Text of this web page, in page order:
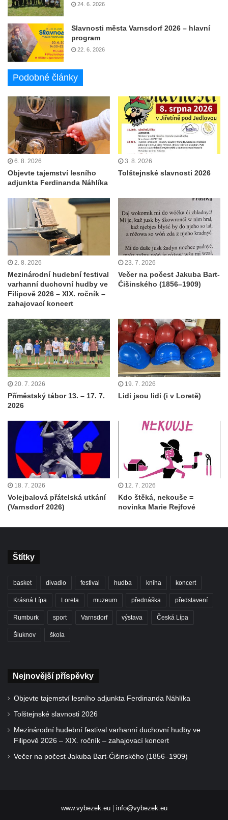
24. 6. 2026
Slavnosti města Varnsdorf 2026 – hlavní
program
22. 6. 2026
Podobné články
6. 8. 2026
Objevte tajemství lesního
adjunkta Ferdinanda Náhlíka
3. 8. 2026
Tolštejnské slavnosti 2026
2. 8. 2026
Mezinárodní hudební festival
varhanní duchovní hudby ve
Filipově 2026 – XIX. ročník –
zahajovací koncert
23. 7. 2026
Večer na počest Jakuba Bart-
Ćišinského (1856–1909)
20. 7. 2026
Příměstský tábor 13. – 17. 7.
2026
19. 7. 2026
Lidi jsou lidi (i v Loretě)
18. 7. 2026
Volejbalová přátelská utkání
(Varnsdorf 2026)
12. 7. 2026
Kdo štěká, nekouše =
novinka Marie Rejfové
Štítky
basket divadlo festival hudba kniha koncert
Krásná Lípa Loreta muzeum přednáška představení
Rumburk sport Varnsdorf výstava Česká Lípa
Šluknov škola
Nejnovější příspěvky
Objevte tajemství lesního adjunkta Ferdinanda Náhlíka
Tolštejnské slavnosti 2026
Mezinárodní hudební festival varhanní duchovní hudby ve
Filipově 2026 – XIX. ročník – zahajovací koncert
Večer na počest Jakuba Bart-Ćišinského (1856–1909)
www.vybezek.eu| info@vybezek.eu